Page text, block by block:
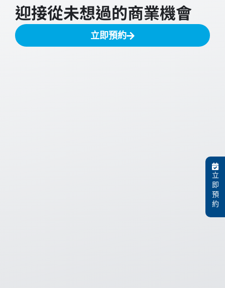
迎接從未想過的商業機會
立即預約
立
即
預
約